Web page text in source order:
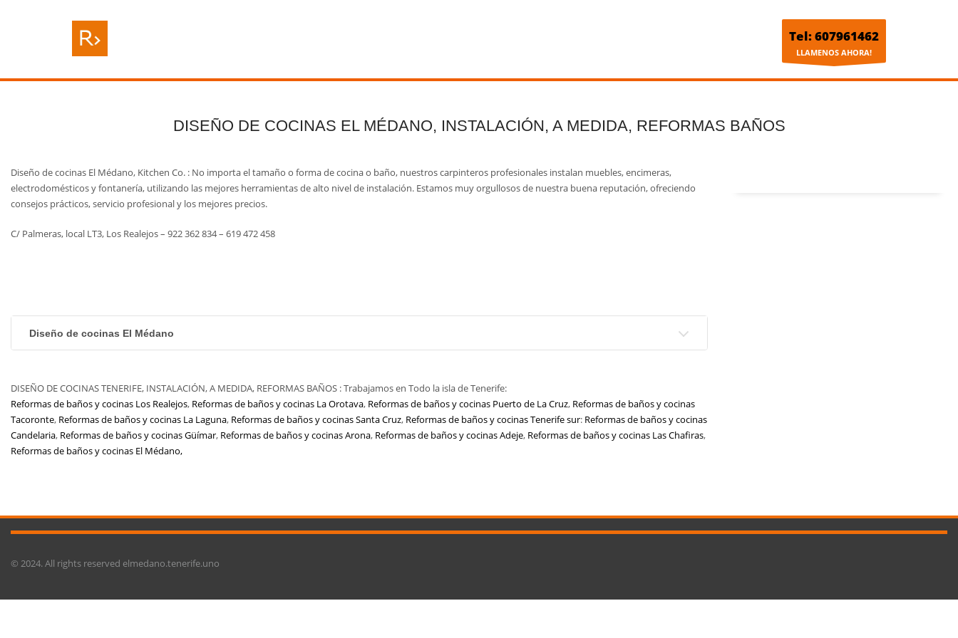
Tel: 607961462
LLAMENOS AHORA!
DISEÑO DE COCINAS EL MÉDANO, INSTALACIÓN, A MEDIDA, REFORMAS BAÑOS
Diseño de cocinas El Médano, Kitchen Co. : No importa el tamaño o forma de cocina o baño, nuestros carpinteros profesionales instalan muebles, encimeras,
electrodomésticos y fontanería, utilizando las mejores herramientas de alto nivel de instalación. Estamos muy orgullosos de nuestra buena reputación, ofreciendo
consejos prácticos, servicio profesional y los mejores precios.
C/ Palmeras, local LT3, Los Realejos – 922 362 834 – 619 472 458
Diseño de cocinas El Médano
DISEÑO DE COCINAS TENERIFE, INSTALACIÓN, A MEDIDA, REFORMAS BAÑOS : Trabajamos en Todo la isla de Tenerife:
Reformas de baños y cocinas Los Realejos, Reformas de baños y cocinas La Orotava, Reformas de baños y cocinas Puerto de La Cruz, Reformas de baños y cocinas
Tacoronte, Reformas de baños y cocinas La Laguna, Reformas de baños y cocinas Santa Cruz, Reformas de baños y cocinas Tenerife sur: Reformas de baños y cocinas
Candelaria, Reformas de baños y cocinas Güímar, Reformas de baños y cocinas Arona, Reformas de baños y cocinas Adeje, Reformas de baños y cocinas Las Chafiras,
Reformas de baños y cocinas El Médano,
© 2024. All rights reserved elmedano.tenerife.uno